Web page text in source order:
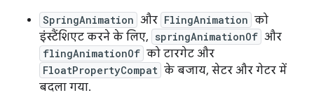
SpringAnimation और FlingAnimation को
इंस्टैंशिएट करने के लिए, springAnimationOf और
flingAnimationOf को टारगेट और
FloatPropertyCompat के बजाय, सेटर और गेटर में
बदला गया.